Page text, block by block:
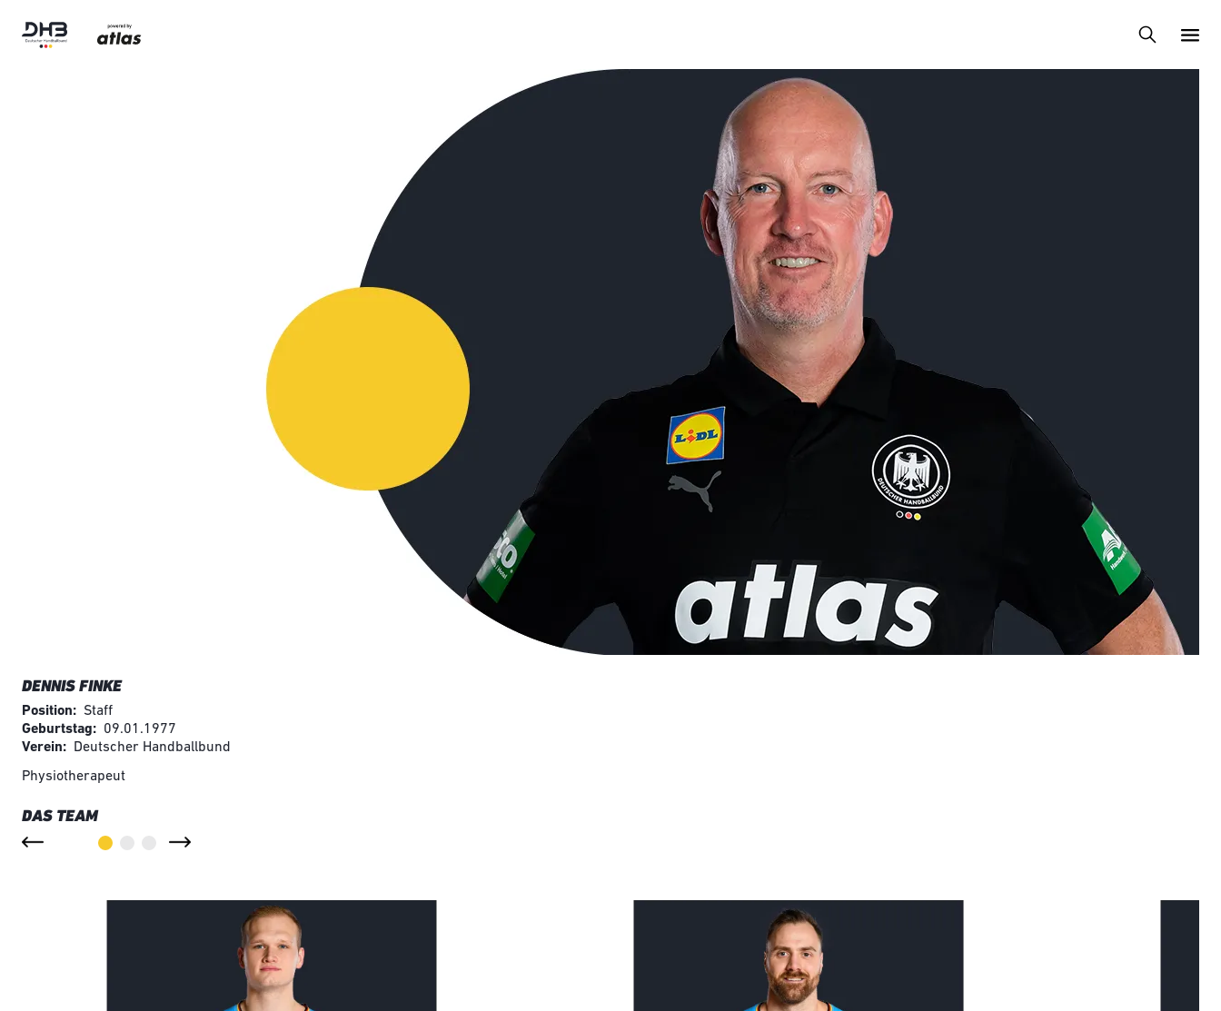
DENNIS FINKE
Position
Staff
Geburtstag
09.01.1977
Verein
Deutscher Handballbund
Physiotherapeut
DAS TEAM